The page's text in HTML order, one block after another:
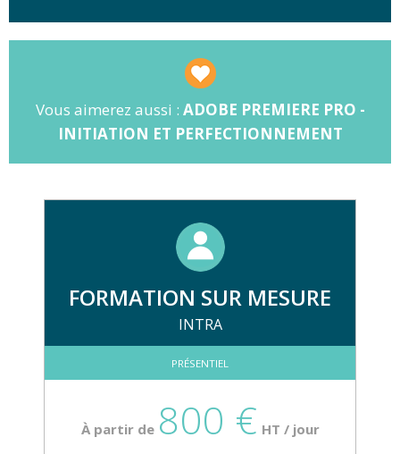
Vous aimerez aussi : ADOBE PREMIERE PRO -
INITIATION ET PERFECTIONNEMENT
FORMATION SUR MESURE
INTRA
PRÉSENTIEL
À partir de 800 € HT / jour